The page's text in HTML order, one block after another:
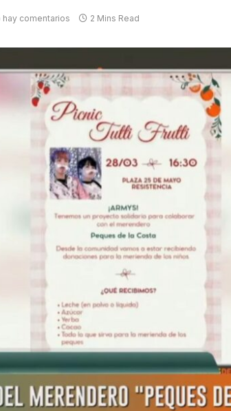
hay comentarios 2 Mins Read